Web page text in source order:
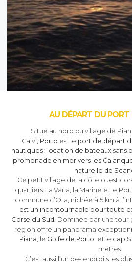
AU DÉPART DU PORT
Situé au nord du village de
Calvi, Porto est le port de départ
nautiques: location de bateaux sans
promenade en mer vers les
naturelle de
Ce petit village de la côte ouest
quartiers : la Vaïta, la Marine et le
commune d’Ota, nichée à 5 km à
est un incontournable pour toute
Corse du Sud . Dominée par une tour
région offre un panorama
Piana , le Golfe de Porto , et le cap
mètres.
C’est aussi l’un des endroits les